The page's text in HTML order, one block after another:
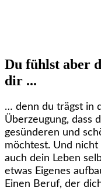
Du fühlst aber
dir ...
… denn du trägst in
Überzeugung, dass
gesünderen und
möchtest. Und
auch dein Leben
etwas Eigenes
Einen Beruf, der